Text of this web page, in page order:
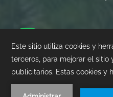
©2026- Mundo